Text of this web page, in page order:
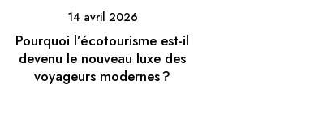
14 avril 2026
Pourquoi l’écotourisme est-il
devenu le nouveau luxe des
voyageurs modernes ?